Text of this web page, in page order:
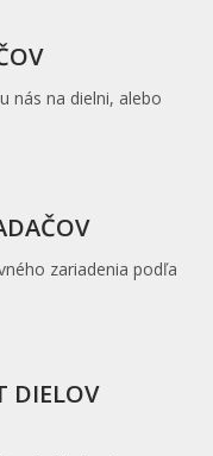
nás na dielni, alebo
zariadenia podľa
DIELOV